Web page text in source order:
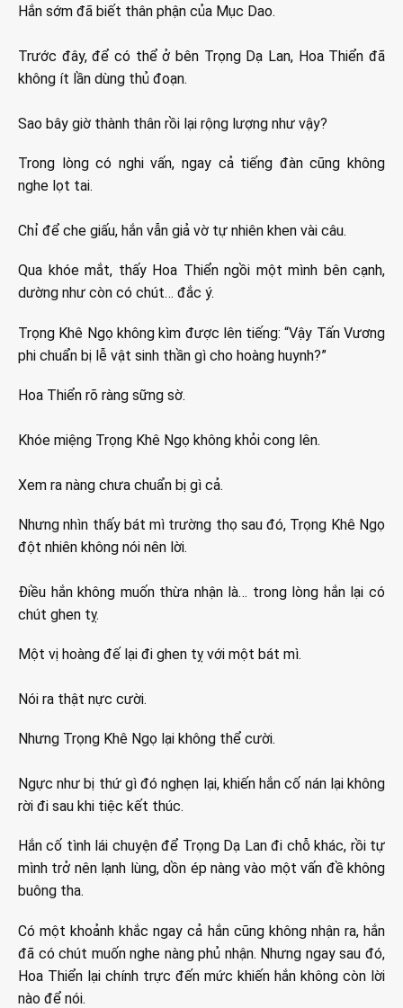
Hắn sớm đã biết thân phận của Mục Dao.
Trước đây, để có thể ở bên Trọng Dạ Lan, Hoa Thiển đã
không ít lần dùng thủ đoạn.
Sao bây giờ thành thân rồi lại rộng lượng như vậy?
Trong lòng có nghi vấn, ngay cả tiếng đàn cũng không
nghe lọt tai.
Chỉ để che giấu, hắn vẫn giả vờ tự nhiên khen vài câu.
Qua khóe mắt, thấy Hoa Thiển ngồi một mình bên cạnh,
dường như còn có chút… đắc ý.
Trọng Khê Ngọ không kìm được lên tiếng: “Vậy Tấn Vương
phi chuẩn bị lễ vật sinh thần gì cho hoàng huynh?”
Hoa Thiển rõ ràng sững sờ.
Khóe miệng Trọng Khê Ngọ không khỏi cong lên.
Xem ra nàng chưa chuẩn bị gì cả.
Nhưng nhìn thấy bát mì trường thọ sau đó, Trọng Khê Ngọ
đột nhiên không nói nên lời.
Điều hắn không muốn thừa nhận là… trong lòng hắn lại có
chút ghen tỵ.
Một vị hoàng đế lại đi ghen tỵ với một bát mì.
Nói ra thật nực cười.
Nhưng Trọng Khê Ngọ lại không thể cười.
Ngực như bị thứ gì đó nghẹn lại, khiến hắn cố nán lại không
rời đi sau khi tiệc kết thúc.
Hắn cố tình lái chuyện để Trọng Dạ Lan đi chỗ khác, rồi tự
mình trở nên lạnh lùng, dồn ép nàng vào một vấn đề không
buông tha.
Có một khoảnh khắc ngay cả hắn cũng không nhận ra, hắn
đã có chút muốn nghe nàng phủ nhận. Nhưng ngay sau đó,
Hoa Thiển lại chính trực đến mức khiến hắn không còn lời
nào để nói.